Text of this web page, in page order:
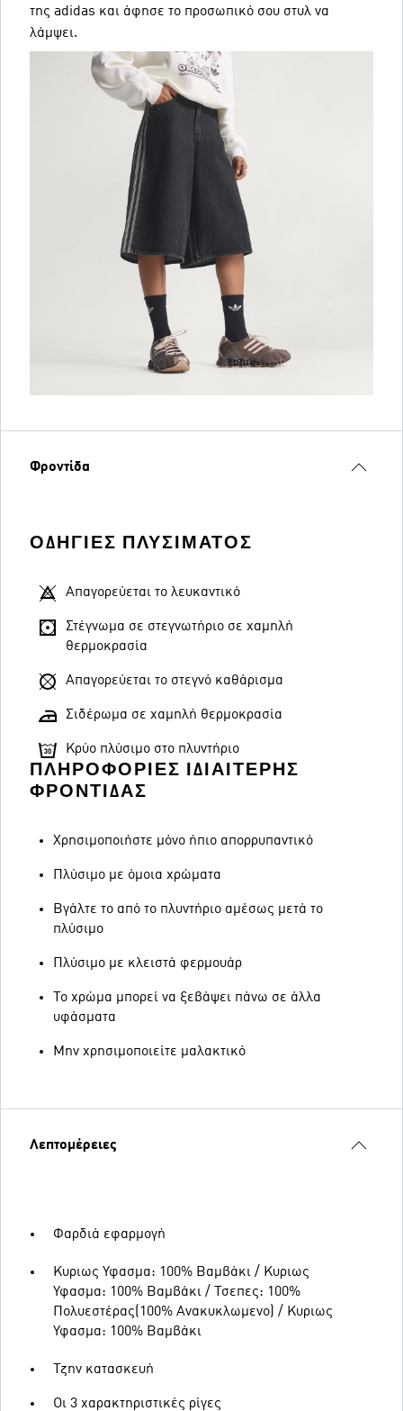
της adidas και άφησε το προσωπικό σου στυλ να
λάμψει.
Φροντίδα
ΟΔΗΓΊΕΣ ΠΛΥΣΊΜΑΤΟΣ
Απαγορεύεται το λευκαντικό
Στέγνωμα σε στεγνωτήριο σε χαμηλή
θερμοκρασία
Απαγορεύεται το στεγνό καθάρισμα
Σιδέρωμα σε χαμηλή θερμοκρασία
Κρύο πλύσιμο στο πλυντήριο
ΠΛΗΡΟΦΟΡΊΕΣ ΙΔΙΑΊΤΕΡΗΣ
ΦΡΟΝΤΊΔΑΣ
Χρησιμοποιήστε μόνο ήπιο απορρυπαντικό
Πλύσιμο με όμοια χρώματα
Βγάλτε το από το πλυντήριο αμέσως μετά το
πλύσιμο
Πλύσιμο με κλειστά φερμουάρ
Το χρώμα μπορεί να ξεβάψει πάνω σε άλλα
υφάσματα
Μην χρησιμοποιείτε μαλακτικό
Λεπτομέρειες
Φαρδιά εφαρμογή
Κυριως Υφασμα: 100% Βαμβάκι / Κυριως
Υφασμα: 100% Βαμβάκι / Τσεπες: 100%
Πολυεστέρας(100% Ανακυκλωμενο) / Κυριως
Υφασμα: 100% Βαμβάκι
Τζην κατασκευή
Οι 3 χαρακτηριστικές ρίγες